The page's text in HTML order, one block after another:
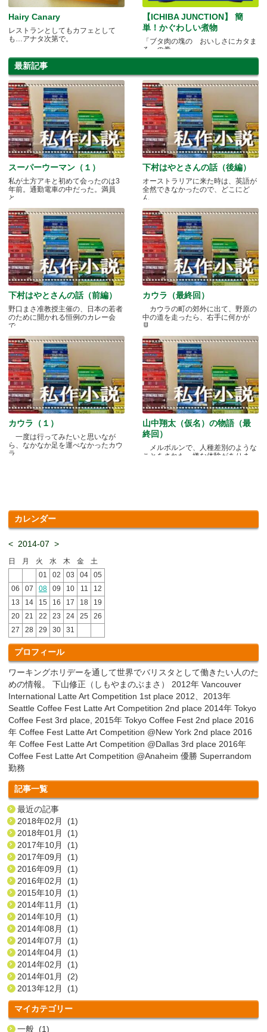
Hairy Canary
レストランとしてもカフェとして
も…アナタ次第で。
【ICHIBA JUNCTION】 簡
単！かぐわしい煮物
「ブタ肉の塊の おいしさにカタま
る」の巻
最新記事
スーパーウーマン（１）
私が土方アキと初めて会ったのは3
年前。通勤電車の中だった。満員
と.....
下村はやとさんの話（後編）
オーストラリアに来た時は、英語が
全然できなかったので、どこにど
ん.....
下村はやとさんの話（前編）
野口まさ准教授主催の、日本の若者
のために開かれる恒例のカレー会
で.....
カウラ（最終回）
カウラの町の郊外に出て、野原の
中の道を走ったら、右手に何かが
見.....
カウラ（１）
一度は行ってみたいと思いなが
ら、なかなか足を運べなかったカウ
ラ.....
山中翔太（仮名）の物語（最
終回）
メルボルンで、人種差別のような
ことをされた、嫌な体験がありま
カレンダー
< 2014-07 >
日 月 火 水 木 金
土
01
02 03 04
05
06
07 08 09 10 11
12
13
14 15 16 17 18
19
20
21 22 23 24 25
26
27
28 29 30 31
プロフィール
ワーキングホリデーを通して世界でバリスタとして働きたい人のた
めの情報。 下山修正（しもやまのぶまさ） 2012年 Vancouver
International Latte Art Competition 1st place 2012、2013年
Seattle Coffee Fest Latte Art Competition 2nd place 2014年 Tokyo
Coffee Fest 3rd place, 2015年 Tokyo Coffee Fest 2nd place 2016
年 Coffee Fest Latte Art Competition @New York 2nd place 2016
年 Coffee Fest Latte Art Competition @Dallas 3rd place 2016年
Coffee Fest Latte Art Competition @Anaheim 優勝 Superrandom
勤務
記事一覧
最近の記事
2018年02月 (1)
2018年01月 (1)
2017年10月 (1)
2017年09月 (1)
2016年09月 (1)
2016年02月 (1)
2015年10月 (1)
2014年11月 (1)
2014年10月 (1)
2014年08月 (1)
2014年07月 (1)
2014年04月 (1)
2014年02月 (1)
2014年01月 (2)
2013年12月 (1)
マイカテゴリー
一般 (1)